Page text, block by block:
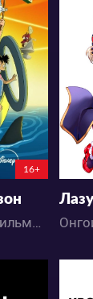
16+
Онгоинг / Мультфильмы / Комедия / Приключения / Фантастика